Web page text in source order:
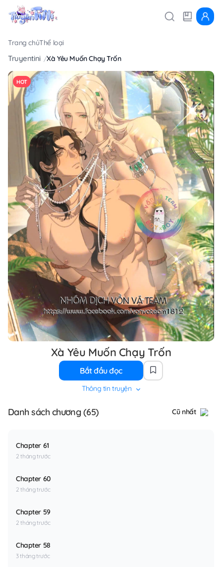
Trang chủThể loại
Truyentini Xà Yêu Muốn Chạy Trốn
HOT
Xà Yêu Muốn Chạy Trốn
Bắt đầu đọc
Thông tin truyện
Danh sách chương (65) Cũ nhất
Chapter 61
2 tháng trước
Chapter 60
2 tháng trước
Chapter 59
2 tháng trước
Chapter 58
3 tháng trước